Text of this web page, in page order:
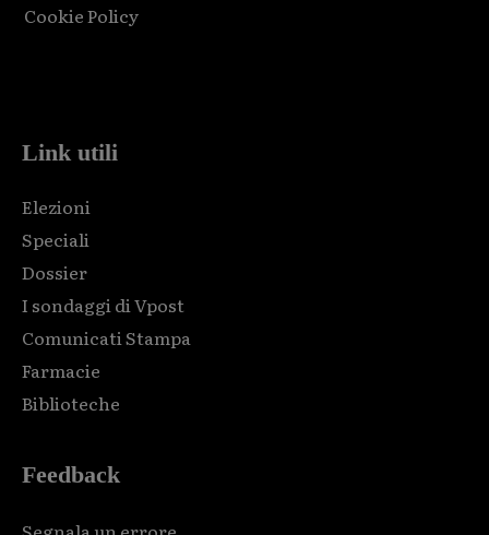
Cookie Policy
Link utili
Elezioni
Speciali
Dossier
I sondaggi di Vpost
Comunicati Stampa
Farmacie
Biblioteche
Feedback